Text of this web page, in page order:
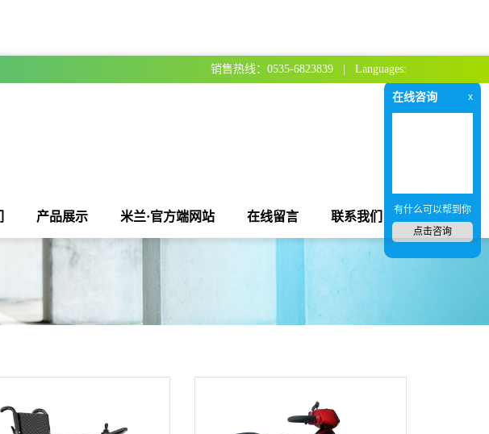
销售热线：0535-6823839 | Languages:
产品展示 米兰·官方端网站 在线留言 联系我们
在线咨询 x
有什么可以帮到你
点击咨询